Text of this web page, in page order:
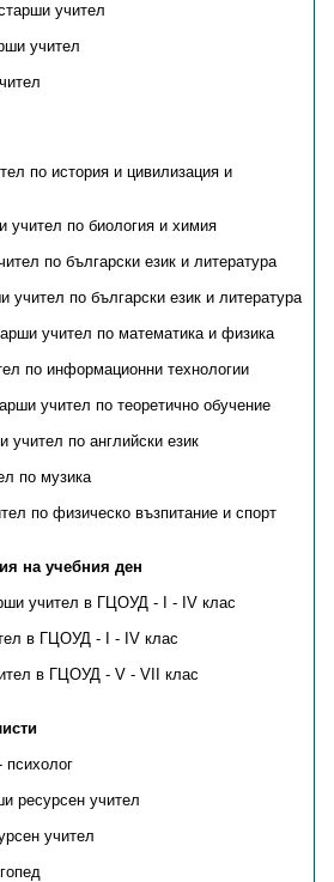
учител
учител
по история и цивилизация и
учител по биология и химия
по български език и литература
по български език и литература
учител по математика и физика
по информационни технологии
учител по теоретично обучение
по английски език
по музика
по физическо възпитание и спорт
на учебния ден
учител в ГЦОУД - І - IV клас
в ГЦОУД - І - IV клас
в ГЦОУД - V - VII клас
психолог
ресурсен учител
учител